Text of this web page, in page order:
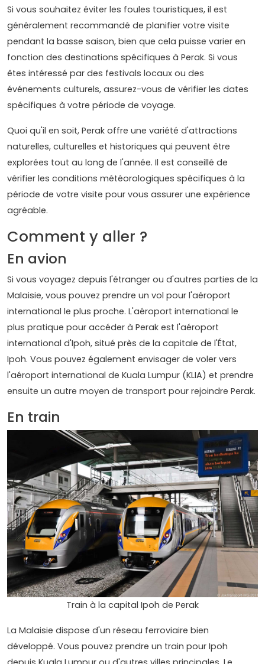
Si vous souhaitez éviter les foules touristiques, il est
généralement recommandé de planifier votre visite
pendant la basse saison, bien que cela puisse varier en
fonction des destinations spécifiques à Perak. Si vous
êtes intéressé par des festivals locaux ou des
événements culturels, assurez-vous de vérifier les dates
spécifiques à votre période de voyage.
Quoi qu'il en soit, Perak offre une variété d'attractions
naturelles, culturelles et historiques qui peuvent être
explorées tout au long de l'année. Il est conseillé de
vérifier les conditions météorologiques spécifiques à la
période de votre visite pour vous assurer une expérience
agréable.
Comment y aller ?
En avion
Si vous voyagez depuis l'étranger ou d'autres parties de la
Malaisie, vous pouvez prendre un vol pour l'aéroport
international le plus proche. L'aéroport international le
plus pratique pour accéder à Perak est l'aéroport
international d'Ipoh, situé près de la capitale de l'État,
Ipoh. Vous pouvez également envisager de voler vers
l'aéroport international de Kuala Lumpur (KLIA) et prendre
ensuite un autre moyen de transport pour rejoindre Perak.
En train
Train à la capital Ipoh de Perak
La Malaisie dispose d'un réseau ferroviaire bien
développé. Vous pouvez prendre un train pour Ipoh